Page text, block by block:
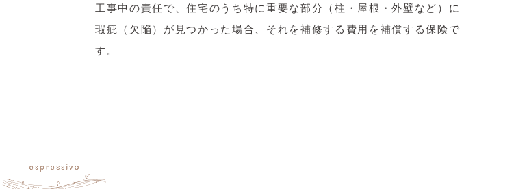
工事中の責任で、住宅のうち特に重要な部分（柱・屋根・外壁など）に
瑕疵（欠陥）が見つかった場合、それを補修する費用を補償する保険で
す。